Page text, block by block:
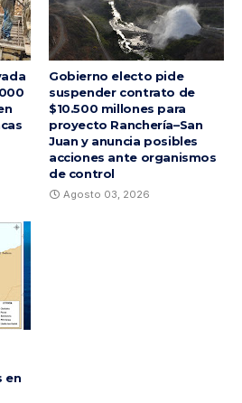
Gobierno electo pide
suspender contrato de
$10.500 millones para
proyecto Ranchería–San
Juan y anuncia posibles
acciones ante organismos
de control
Agosto 03, 2026
en